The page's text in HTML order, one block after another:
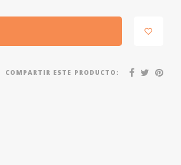
COMPARTIR ESTE PRODUCTO: